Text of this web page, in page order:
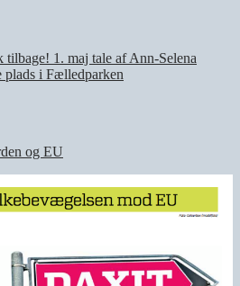
tilbage! 1. maj tale af Ann-Selena
plads i Fælledparken
og EU